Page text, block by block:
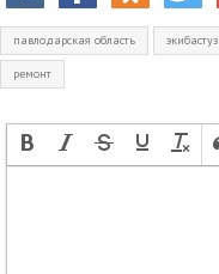
павлодарская область экибастуз
ремонт